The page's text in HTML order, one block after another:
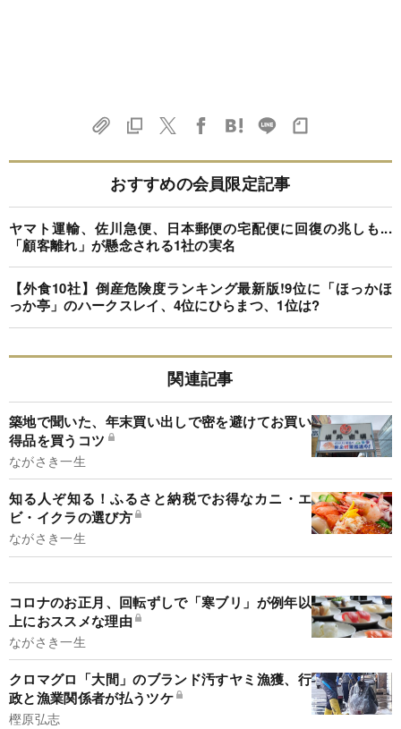
おすすめの会員限定記事
ヤマト運輸、佐川急便、日本郵便の宅配便に回復の兆しも...
「顧客離れ」が懸念される1社の実名
【外食10社】倒産危険度ランキング最新版!9位に「ほっかほ
っか亭」のハークスレイ、4位にひらまつ、1位は?
関連記事
築地で聞いた、年末買い出しで密を避けてお買い
得品を買うコツ
ながさき一生
知る人ぞ知る！ふるさと納税でお得なカニ・エ
ビ・イクラの選び方
ながさき一生
コロナのお正月、回転ずしで「寒ブリ」が例年以
上におススメな理由
ながさき一生
クロマグロ「大間」のブランド汚すヤミ漁獲、行
政と漁業関係者が払うツケ
樫原弘志